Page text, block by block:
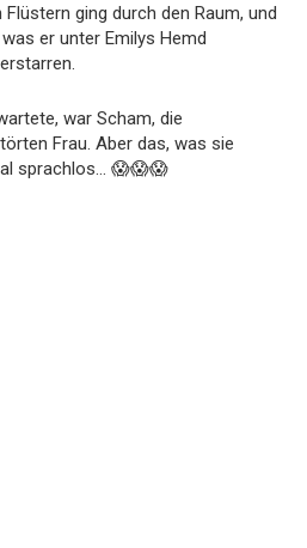
ging durch den Raum, und
er unter Emilys Hemd
war Scham, die
Frau. Aber das, was sie
sprachlos… 😱😱😱